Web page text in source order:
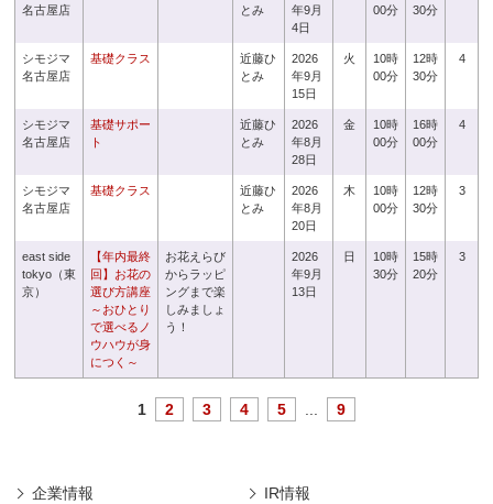
名古屋店
とみ
年9月
4日
00分
30分
シモジマ
名古屋店
基礎クラス
近藤ひ
とみ
2026
年9月
15日
火
10時
00分
12時
30分
4
シモジマ
名古屋店
基礎サポー
ト
近藤ひ
とみ
2026
年8月
28日
金
10時
00分
16時
00分
4
シモジマ
名古屋店
基礎クラス
近藤ひ
とみ
2026
年8月
20日
木
10時
00分
12時
30分
3
east side
tokyo（東
京）
【年内最終
回】お花の
選び方講座
～おひとり
で選べるノ
ウハウが身
につく～
お花えらび
からラッピ
ングまで楽
しみましょ
う！
2026
年9月
13日
日
10時
30分
15時
20分
3
1 2 3 4 5 9
企業情報 IR情報